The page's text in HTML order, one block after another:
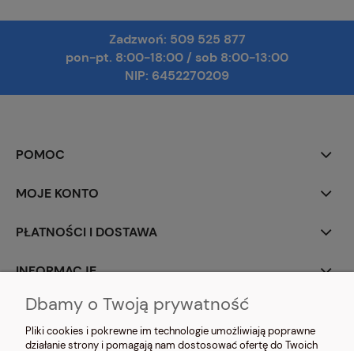
Zadzwoń: 509 525 877
pon-pt. 8:00-18:00 / sob 8:00-13:00
NIP: 6452270209
POMOC
MOJE KONTO
PŁATNOŚCI I DOSTAWA
INFORMACJE
O NAS
Dbamy o Twoją prywatność
Pliki cookies i pokrewne im technologie umożliwiają poprawne
działanie strony i pomagają nam dostosować ofertę do Twoich